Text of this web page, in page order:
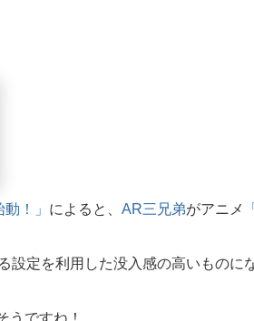
！」 によると、 AR三兄弟がアニメ
設定を利用した没入感の高いものに
うですね！